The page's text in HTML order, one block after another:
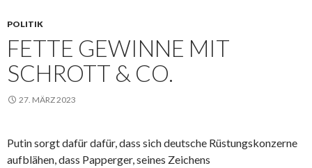
POLITIK
FETTE GEWINNE MIT
SCHROTT & CO.
27. MÄRZ 2023
Putin sorgt dafür dafür, dass sich deutsche Rüstungskonzerne
aufblähen, dass Papperger, seines Zeichens